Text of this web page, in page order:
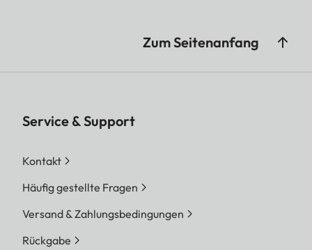
Zum Seitenanfang
Service & Support
Kontakt
Häufig gestellte Fragen
Versand & Zahlungsbedingungen
Rückgabe